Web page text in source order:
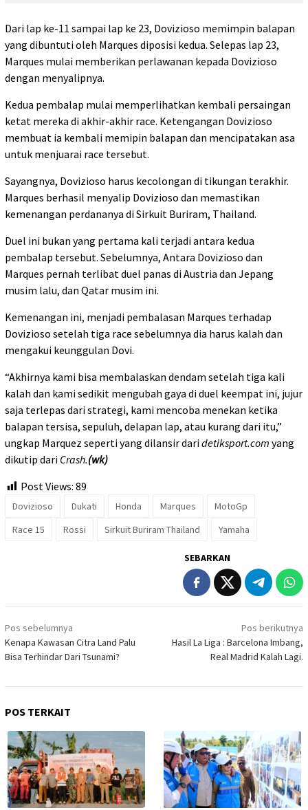
Dari lap ke-11 sampai lap ke 23, Dovizioso memimpin balapan
yang dibuntuti oleh Marques diposisi kedua. Selepas lap 23,
Marques mulai memberikan perlawanan kepada Dovizioso
dengan menyalipnya.
Kedua pembalap mulai memperlihatkan kembali persaingan
ketat mereka di akhir-akhir race. Ketengangan Dovizioso
membuat ia kembali memipin balapan dan mencipatakan asa
untuk menjuarai race tersebut.
Sayangnya, Dovizioso harus kecolongan di tikungan terakhir.
Marques berhasil menyalip Dovizioso dan memastikan
kemenangan perdananya di Sirkuit Buriram, Thailand.
Duel ini bukan yang pertama kali terjadi antara kedua
pembalap tersebut. Sebelumnya, Antara Dovizioso dan
Marques pernah terlibat duel panas di Austria dan Jepang
musim lalu, dan Qatar musim ini.
Kemenangan ini, menjadi pembalasan Marques terhadap
Dovizioso setelah tiga race sebelumnya dia harus kalah dan
mengakui keunggulan Dovi.
“Akhirnya kami bisa membalaskan dendam setelah tiga kali
kalah dan kami sedikit mengubah gaya di duel keempat ini, jujur
saja terlepas dari strategi, kami mencoba menekan ketika
balapan tersisa, sepuluh, delapan lap, atau kurang dari itu,”
ungkap Marquez seperti yang dilansir daridetiksport.com yang
dikutip dari Crash.(wk)
Post Views: 89
Dovizioso Dukati Honda Marques
MotoGp
Race 15
Rossi Sirkuit Buriram Thailand Yamaha
SEBARKAN
Navigasi
pos
Pos sebelumnya
Kenapa Kawasan Citra Land Palu
Bisa Terhindar Dari Tsunami?
Pos berikutnya
Hasil La Liga : Barcelona Imbang,
Real Madrid Kalah Lagi.
POS TERKAIT